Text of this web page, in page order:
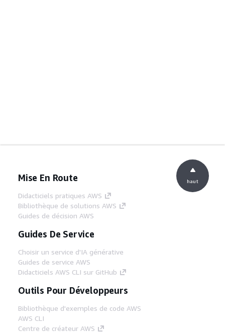
Mise En Route
Didacticiels pratiques AWS
Bibliothèque de solutions AWS
Guides de décision AWS
Guides De Service
Choisir un service d'IA générative
Guides de service AWS
Didacticiels AWS CLI sur GitHub
Outils Pour Développeurs
Bibliothèque d'exemples de code AWS
AWS CLI
Centre de créateur AWS
haut